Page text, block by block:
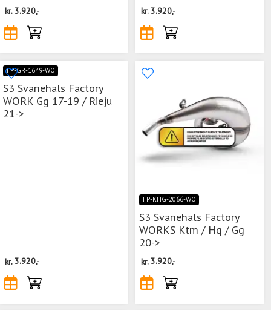
kr. 3.920,- kr. 3.920,-
FP-GR-1649-WO
S3 Svanehals Factory
WORK Gg 17-19 / Rieju
21->
kr. 3.920,-
FP-KHG-2066-WO
S3 Svanehals Factory
WORKS Ktm / Hq / Gg
20->
kr. 3.920,-